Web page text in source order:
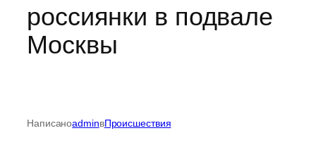
россиянки в подвале
Москвы
НаписаноadminвПроисшествия